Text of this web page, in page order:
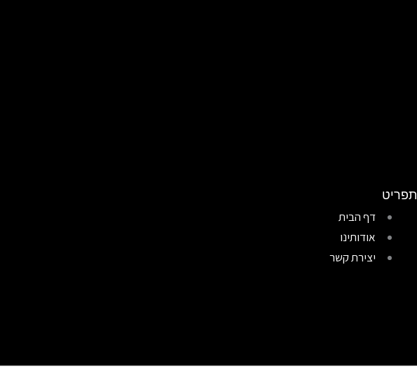
תפריט
דף הבית
אודותינו
יצירת קשר